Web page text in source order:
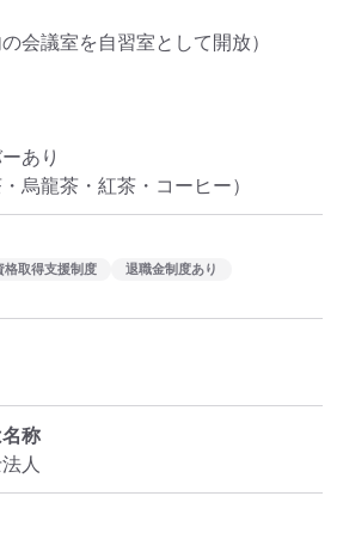
会議室を自習室として開放）
あり
烏龍茶・紅茶・コーヒー）
格取得支援制度
退職金制度あり
称
人